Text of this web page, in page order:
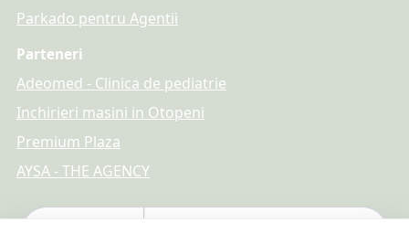
Parkado pentru Agentii
Parteneri
Adeomed - Clinica de pediatrie
Inchirieri masini in Otopeni
Premium Plaza
AYSA - THE AGENCY